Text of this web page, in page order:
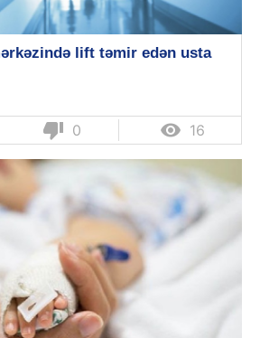
lift təmir edən usta
thumb_down 0  16